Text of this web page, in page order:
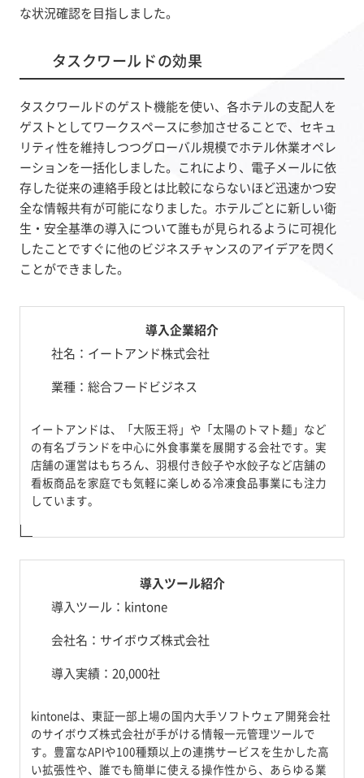
な状況確認を目指しました。
タスクワールドの効果
タスクワールドのゲスト機能を使い、各ホテルの支配人を
ゲストとしてワークスペースに参加させることで、セキュ
リティ性を維持しつつグローバル規模でホテル休業オペレ
ーションを一括化しました。これにより、電子メールに依
存した従来の連絡手段とは比較にならないほど迅速かつ安
全な情報共有が可能になりました。ホテルごとに新しい衛
生・安全基準の導入について誰もが見られるように可視化
したことですぐに他のビジネスチャンスのアイデアを閃く
ことができました。
導入企業紹介
社名：イートアンド株式会社
業種：総合フードビジネス
イートアンドは、「大阪王将」や「太陽のトマト麺」など
の有名ブランドを中心に外食事業を展開する会社です。実
店舗の運営はもちろん、羽根付き餃子や水餃子など店舗の
看板商品を家庭でも気軽に楽しめる冷凍食品事業にも注力
しています。
導入ツール紹介
導入ツール：kintone
会社名：サイボウズ株式会社
導入実績：20,000社
kintoneは、東証一部上場の国内大手ソフトウェア開発会社
のサイボウズ株式会社が手がける情報一元管理ツールで
す。豊富なAPIや100種類以上の連携サービスを生かした高
い拡張性や、誰でも簡単に使える操作性から、あらゆる業